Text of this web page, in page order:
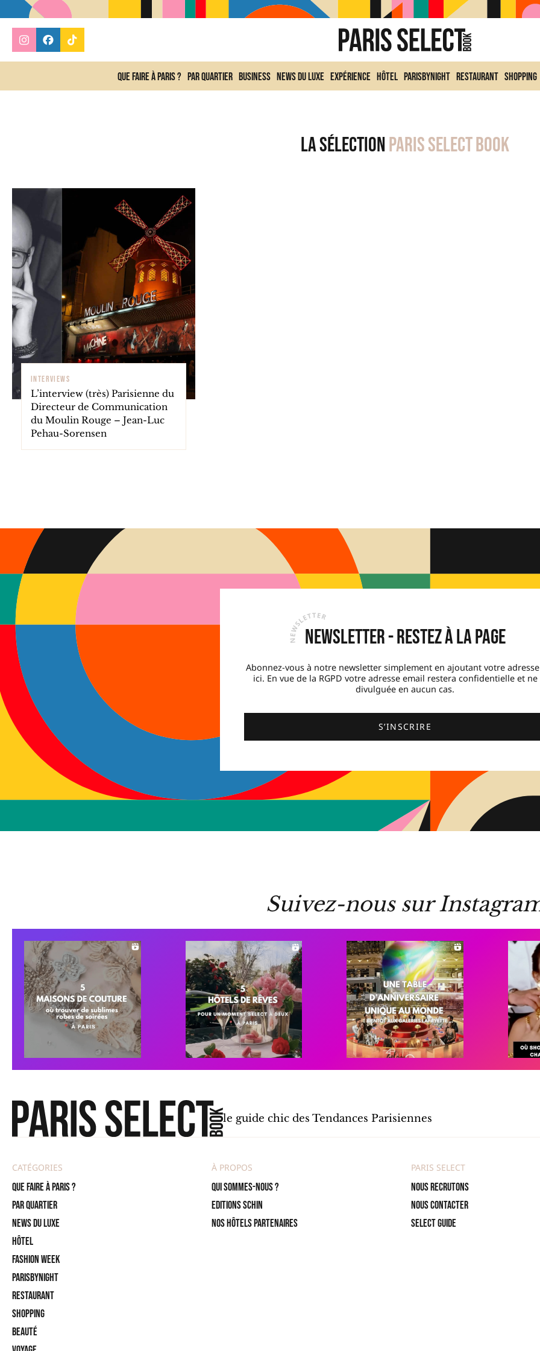
Que faire à Paris ? Par quartier Business News du Luxe Expérience Hôtel ParisByNight Restaurant Shopping
La sélectionParis Select Book
INTERVIEWS
L’interview (très) Parisienne du
Directeur de Communication
du Moulin Rouge – Jean-Luc
Pehau-Sorensen
Newsletter - Restez à la page
Abonnez-vous à notre newsletter simplement en ajoutant votre
ici. En vue de la RGPD votre adresse email restera confidentielle et ne
divulguée en aucun cas.
S’INSCRIRE
Suivez-nous sur
le guide chic des Tendances Parisiennes
CATÉGORIES
Que faire à Paris ?
PAR QUARTIER
News du Luxe
Hôtel
Fashion Week
ParisByNight
Restaurant
Shopping
Beauté
À PROPOS
Qui sommes-nous ?
Editions SCHIN
Nos hôtels partenaires
PARIS SELECT
Nous recrutons
Nous contacter
Select Guide